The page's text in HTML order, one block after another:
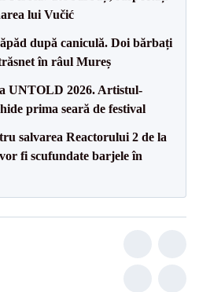
lui Vučić
după caniculă. Doi bărbați
în râul Mureș
UNTOLD 2026. Artistul-
prima seară de festival
salvarea Reactorului 2 de la
fi scufundate barjele în